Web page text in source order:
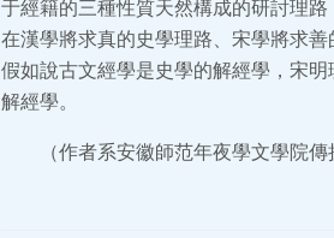
于經籍的三種性質天然構成的研討理
在漢學將求真的史學理路、宋學將求
假如說古文經學是史學的解經學，宋
解經學。
（作者系安徽師范年夜學文學院傳